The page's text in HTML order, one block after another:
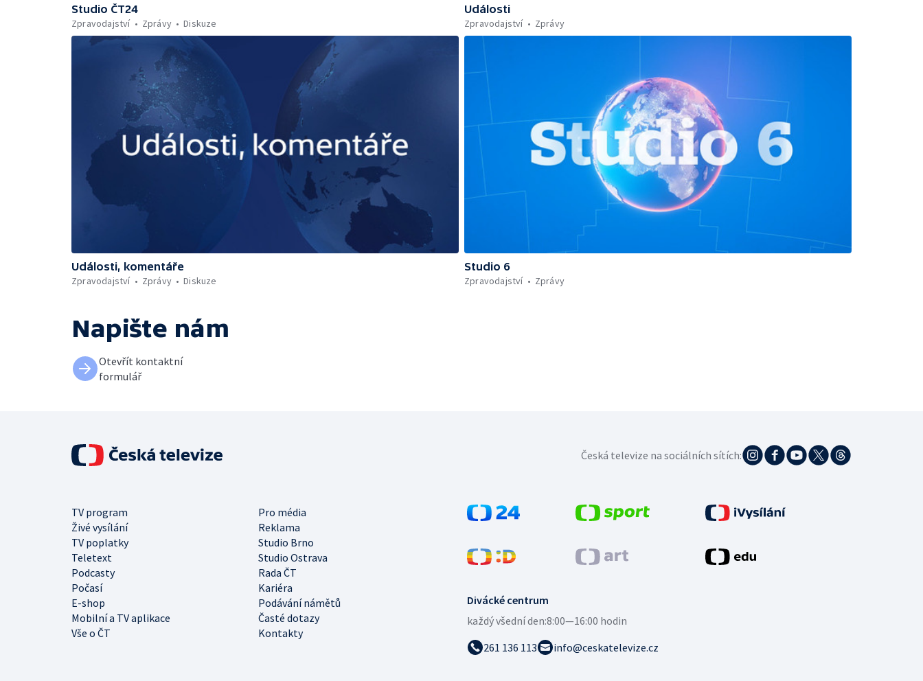
Studio ČT24
Zpravodajství
Zprávy Diskuze
Události
Zpravodajství
Zprávy
Události, komentáře
Zpravodajství
Zprávy Diskuze
Studio 6
Zpravodajství
Zprávy
Napište nám
Otevřít kontaktní
formulář
Divácké centrum
každý všední den:8:00—16:00 hodin
261 136 113
info@ceskatelevize.cz
TV program
Pro média
Živé vysílání
Reklama
TV poplatky
Studio Brno
Teletext
Studio Ostrava
Podcasty
Rada ČT
Počasí
Kariéra
E-shop
Podávání námětů
Mobilní a TV aplikace
Časté dotazy
Vše o ČT
Kontakty
Česká televize na sociálních sítích: